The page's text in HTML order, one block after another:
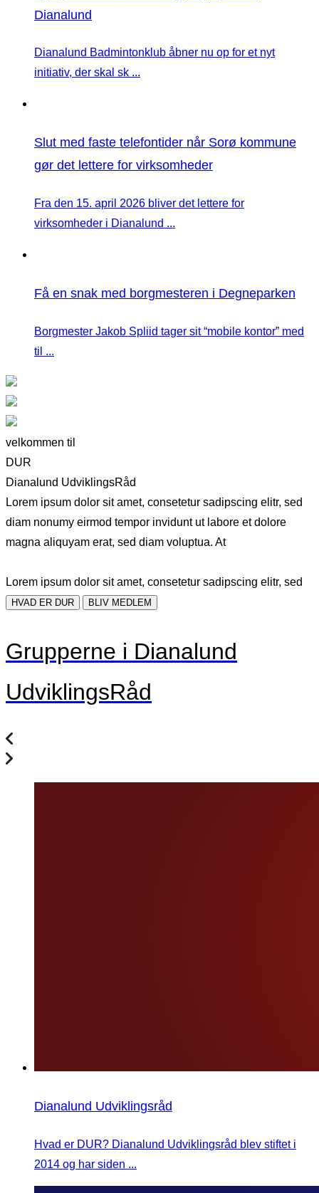
Dianalund
Dianalund Badmintonklub åbner nu op for et nyt
initiativ, der skal sk ...
Slut med faste telefontider når Sorø kommune
gør det lettere for virksomheder
Fra den 15. april 2026 bliver det lettere for
virksomheder i Dianalund ...
Få en snak med borgmesteren i Degneparken
Borgmester Jakob Spliid tager sit “mobile kontor” med
til ...
velkommen til
DUR
Dianalund UdviklingsRåd
Lorem ipsum dolor sit amet, consetetur sadipscing elitr, sed
diam nonumy eirmod tempor invidunt ut labore et dolore
magna aliquyam erat, sed diam voluptua. At
Lorem ipsum dolor sit amet, consetetur sadipscing elitr, sed
HVAD ER DUR BLIV MEDLEM
Grupperne i Dianalund
UdviklingsRåd
Dianalund Udviklingsråd
Hvad er DUR? Dianalund Udviklingsråd blev stiftet i
2014 og har siden ...